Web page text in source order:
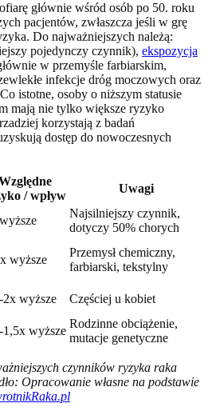
głównie wśród osób po 50. roku
pacjentów, zwłaszcza jeśli w grę
Do najważniejszych należą:
pojedynczy czynnik), ekspozycja
w przemyśle farbiarskim,
infekcje dróg moczowych oraz
istotne, osoby o niższym statusie
mają nie tylko większe ryzyko
korzystają z badań
dostęp do nowoczesnych
/ wpływ
Uwagi
Najsilniejszy czynnik,
dotyczy 50% chorych
wyższe
Przemysł chemiczny,
farbiarski, tekstylny
2x wyższe Częściej u kobiet
1,5x wyższe
Rodzinne obciążenie,
mutacje genetyczne
czynników ryzyka raka
Opracowanie własne na podstawie